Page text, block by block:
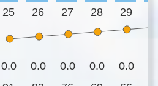
25 26 27 28 29
0.0 0.0 0.0 0.0 0.0